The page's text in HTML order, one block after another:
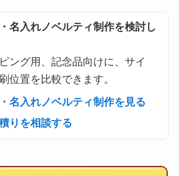
名入れノベルティ制作を検討し
ング用、記念品向けに、サイ
位置を比較できます。
名入れノベルティ制作を見る
りを相談する